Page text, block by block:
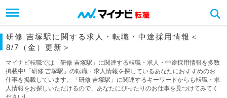
研修 吉塚駅に関する求人・転職・中途採用情報＜
8/7（金）更新＞
マイナビ転職では「研修 吉塚駅」に関連する転職・求人・中途採用情報を多数
掲載中!「研修 吉塚駅」の転職・求人情報を探しているあなたにおすすめのお
仕事を掲載しています。「研修 吉塚駅」に関連するキーワードからも転職・求
人情報をお探しいただけるので、あなたにぴったりのお仕事を見つけてみてく